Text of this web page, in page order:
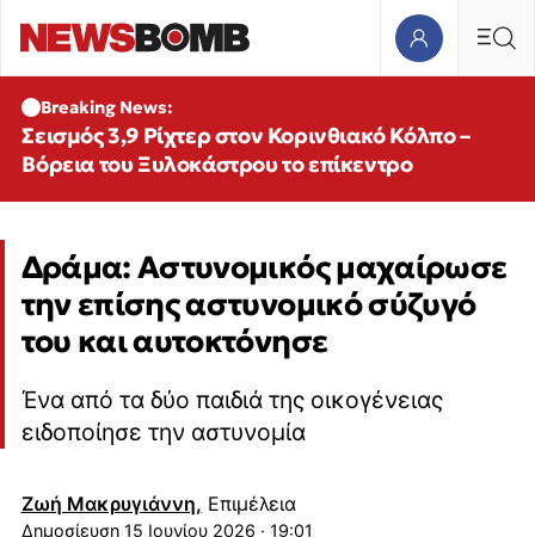
Breaking News:
Σεισμός 3,9 Ρίχτερ στον Κορινθιακό Κόλπο –
Βόρεια του Ξυλοκάστρου το επίκεντρο
Δράμα: Αστυνομικός μαχαίρωσε
την επίσης αστυνομικό σύζυγό
του και αυτοκτόνησε
Ένα από τα δύο παιδιά της οικογένειας
ειδοποίησε την αστυνομία
Ζωή Μακρυγιάννη, Επιμέλεια
15 Ιουνίου 2026 · 19:01